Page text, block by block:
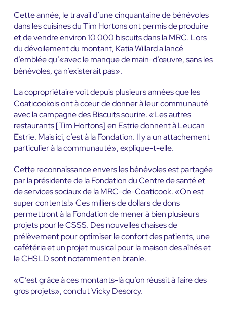
Cette année, le travail d’une cinquantaine de bénévoles
dans les cuisines du Tim Hortons ont permis de produire
et de vendre environ 10 000 biscuits dans la MRC. Lors
du dévoilement du montant, Katia Willard a lancé
d’emblée qu’«avec le manque de main-d’œuvre, sans les
bénévoles, ça n’existerait pas».
La copropriétaire voit depuis plusieurs années que les
Coaticookois ont à cœur de donner à leur communauté
avec la campagne des Biscuits sourire. «Les autres
restaurants [Tim Hortons] en Estrie donnent à Leucan
Estrie. Mais ici, c’est à la Fondation. Il y a un attachement
particulier à la communauté», explique-t-elle.
Cette reconnaissance envers les bénévoles est partagée
par la présidente de la Fondation du Centre de santé et
de services sociaux de la MRC-de-Coaticook. «On est
super contents!» Ces milliers de dollars de dons
permettront à la Fondation de mener à bien plusieurs
projets pour le CSSS. Des nouvelles chaises de
prélèvement pour optimiser le confort des patients, une
cafétéria et un projet musical pour la maison des aînés et
le CHSLD sont notamment en branle.
«C’est grâce à ces montants-là qu’on réussit à faire des
gros projets», conclut Vicky Desorcy.